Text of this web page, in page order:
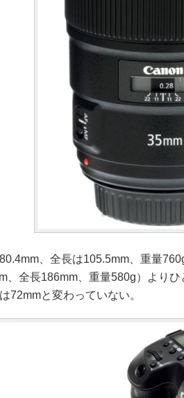
、全長は105.5mm、重量
、全長186mm、重量580g）より
72mmと変わっていない。